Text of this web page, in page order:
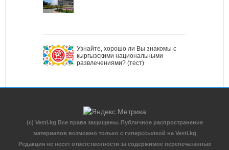
Узнайте, хорошо ли Вы знакомы с
кыргызскими национальными
развлечениями? (тест)
(c) Vesti.kg Все права защищены. Публичное распространение
материалов возможно только с гиперссылкой на Vesti.kg
Редакция не несет ответственности за содержимое перепечатанных